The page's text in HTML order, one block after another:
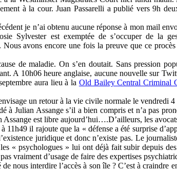
à la cour. Juan Passarelli a publié vers 9h
je n’ai obtenu aucune réponse à mon mail
Sylvester est exemptée de s’occuper de la
avons encore une fois la preuve que ce
de maladie. On s’en doutait. Sans pression
A 10h06 heure anglaise, aucune nouvelle sur
aura lieu à la Old Bailey Central Criminal
un retour à la vie civile normale le vendredi 4
Julian Assange s’il a bien compris et n’a pas
est libre aujourd’hui….D’ailleurs, les
il rajoute que la « défense a été surprise
juridique et donc n’existe pas. Le
« psychologues » lui ont déjà fait subir depuis
vraiment d’usage de faire des expertises
interdire l’accès à son île ? C’est à craindre